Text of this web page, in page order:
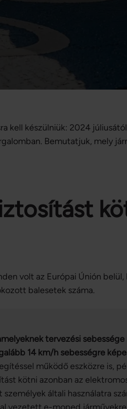
kell készülniük: 2024
Bemutatjuk, mely
volt az Európai Únión belül,
balesetek száma.
tervezési
14 km/h sebességre
működő eszközre is,
kötni azonban az
általi használatra